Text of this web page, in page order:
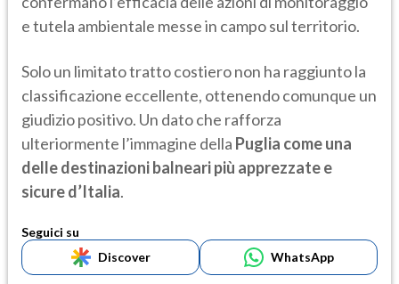
e tutela ambientale messe in campo sul territorio.
Solo un limitato tratto costiero non ha raggiunto la
classificazione eccellente, ottenendo comunque un
giudizio positivo. Un dato che rafforza
ulteriormente l’immagine della Puglia come una
delle destinazioni balneari più apprezzate e
sicure d’Italia.
Seguici su
Discover
WhatsApp